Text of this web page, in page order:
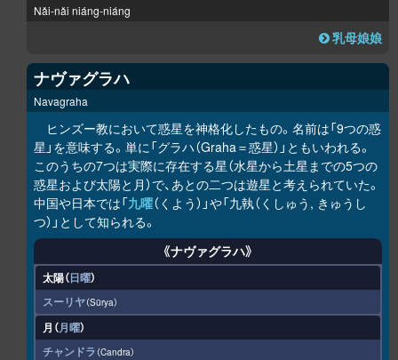
Nǎi-nǎi niáng-niáng
乳母娘娘
ナヴァグラハ
Navagraha
ヒンズー教において惑星を神格化したもの。名前は「9つの惑
星」を意味する。単に「グラハ（Graha＝惑星）」ともいわれる。
このうちの7つは実際に存在する星（水星から土星までの5つの
惑星および太陽と月）で、あとの二つは遊星と考えられていた。
中国や日本では「九曜（くよう）」や「九執（くしゅう, きゅうし
つ）」として知られる。
《ナヴァグラハ》
太陽（日曜）
スーリヤ Sūrya
月（月曜）
チャンドラ Candra